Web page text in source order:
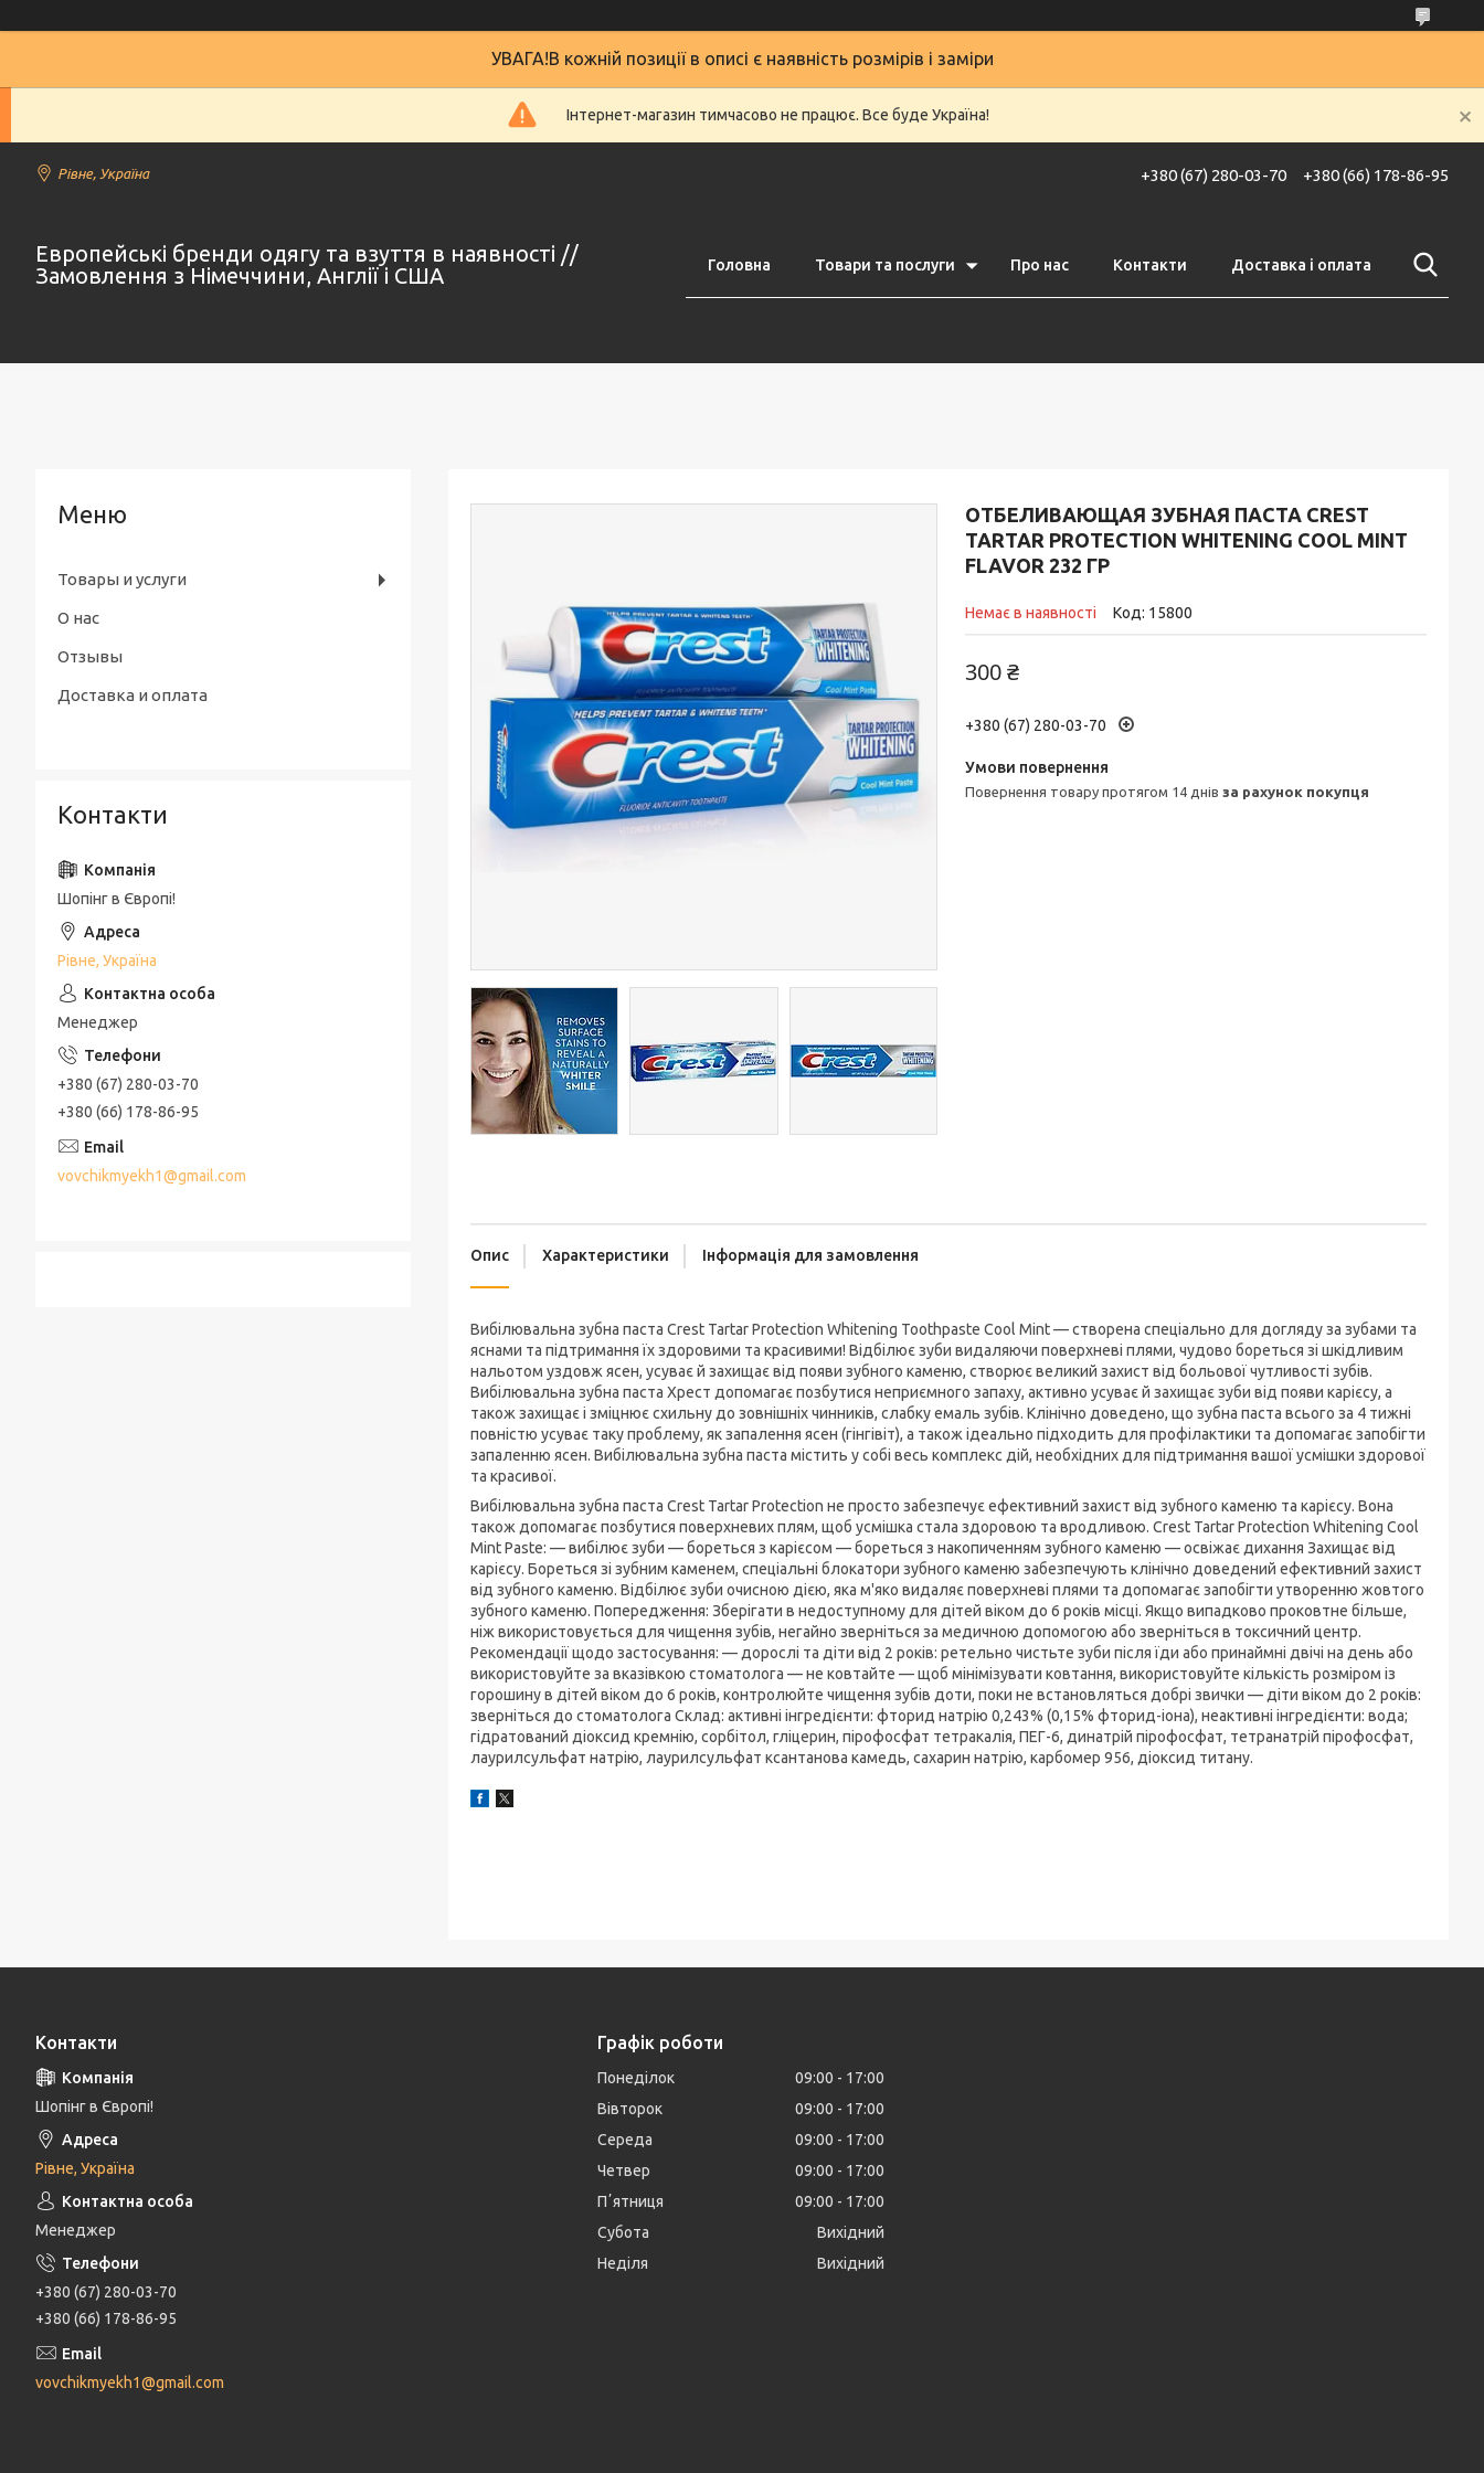
УВАГА!В кожній позиції в описі є наявність розмірів і заміри
Інтернет-магазин тимчасово не працює. Все буде Україна!
Рівне, Україна +380 (67) 280-03-70 +380 (66) 178-86-95
Европейські бренди одягу та взуття в наявності //
Замовлення з Німеччини, Англії і США
Головна Товари та послуги Про нас Контакти Доставка і оплата
ОТБЕЛИВАЮЩАЯ ЗУБНАЯ ПАСТА CREST
TARTAR PROTECTION WHITENING COOL MINT
FLAVOR 232 ГР
Немає в наявності Код: 15800
300 ₴
+380 (67) 280-03-70
повернення товару протягом 14 днів за рахунок покупця
Опис Характеристики Інформація для замовлення
Вибілювальна зубна паста Crest Tartar Protection Whitening Toothpaste Cool Mint — створена спеціально для догляду за зубами та
яснами та підтримання їх здоровими та красивими! Відбілює зуби видаляючи поверхневі плями, чудово бореться зі шкідливим
нальотом уздовж ясен, усуває й захищає від появи зубного каменю, створює великий захист від больової чутливості зубів.
Вибілювальна зубна паста Хрест допомагає позбутися неприємного запаху, активно усуває й захищає зуби від появи карієсу, а
також захищає і зміцнює схильну до зовнішніх чинників, слабку емаль зубів. Клінічно доведено, що зубна паста всього за 4 тижні
повністю усуває таку проблему, як запалення ясен (гінгівіт), а також ідеально підходить для профілактики та допомагає запобігти
запаленню ясен. Вибілювальна зубна паста містить у собі весь комплекс дій, необхідних для підтримання вашої усмішки здорової
та красивої.
Вибілювальна зубна паста Crest Tartar Protection не просто забезпечує ефективний захист від зубного каменю та карієсу. Вона
також допомагає позбутися поверхневих плям, щоб усмішка стала здоровою та вродливою. Crest Tartar Protection Whitening Cool
Mint Paste: — вибілює зуби — бореться з карієсом — бореться з накопиченням зубного каменю — освіжає дихання Захищає від
карієсу. Бореться зі зубним каменем, спеціальні блокатори зубного каменю забезпечують клінічно доведений ефективний захист
від зубного каменю. Відбілює зуби очисною дією, яка м'яко видаляє поверхневі плями та допомагає запобігти утворенню жовтого
зубного каменю. Попередження: Зберігати в недоступному для дітей віком до 6 років місці. Якщо випадково проковтне більше,
ніж використовується для чищення зубів, негайно зверніться за медичною допомогою або зверніться в токсичний центр.
Рекомендації щодо застосування: — дорослі та діти від 2 років: ретельно чистьте зуби після їди або принаймні двічі на день або
використовуйте за вказівкою стоматолога — не ковтайте — щоб мінімізувати ковтання, використовуйте кількість розміром із
горошину в дітей віком до 6 років, контролюйте чищення зубів доти, поки не встановляться добрі звички — діти віком до 2 років:
зверніться до стоматолога Склад: активні інгредієнти: фторид натрію 0,243% (0,15% фторид-іона), неактивні інгредієнти: вода;
гідратований діоксид кремнію, сорбітол, гліцерин, пірофосфат тетракалія, ПЕГ-6, динатрій пірофосфат, тетранатрій пірофосфат,
лаурилсульфат натрію, лаурилсульфат ксантанова камедь, сахарин натрію, карбомер 956, діоксид титану.
Товары и услуги
О нас
Отзывы
Доставка и оплата
Контакти
Шопінг в Європі!
Рівне, Україна
Менеджер
+380 (67) 280-03-70
+380 (66) 178-86-95
vovchikmyekh1@gmail.com
Контакти
Шопінг в Європі!
Рівне, Україна
Менеджер
+380 (67) 280-03-70
+380 (66) 178-86-95
vovchikmyekh1@gmail.com
Графік роботи
Понеділок 09:00
17:00
Вівторок
09:00
17:00
Середа
09:00
17:00
Четвер
09:00
17:00
Пʼятниця
09:00
17:00
Субота
Вихідний
Неділя
Вихідний